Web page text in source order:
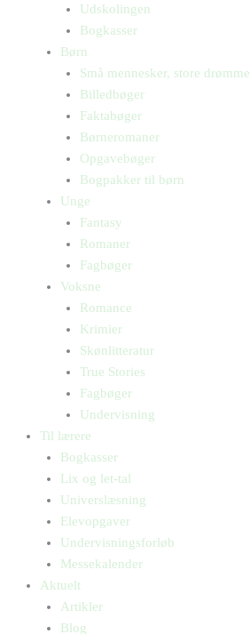
Udskolingen
Bogkasser
Børn
Små mennesker, store drømme
Billedbøger
Faktabøger
Børneromaner
Opgavebøger
Bogpakker til børn
Unge
Fantasy
Romaner
Fagbøger
Voksne
Romance
Krimier
Skønlitteratur
True Stories
Fagbøger
Undervisning
Til lærere
Bogkasser
Lix og let-tal
Universlæsning
Elevopgaver
Undervisningsforløb
Messekalender
Aktuelt
Artikler
Blog